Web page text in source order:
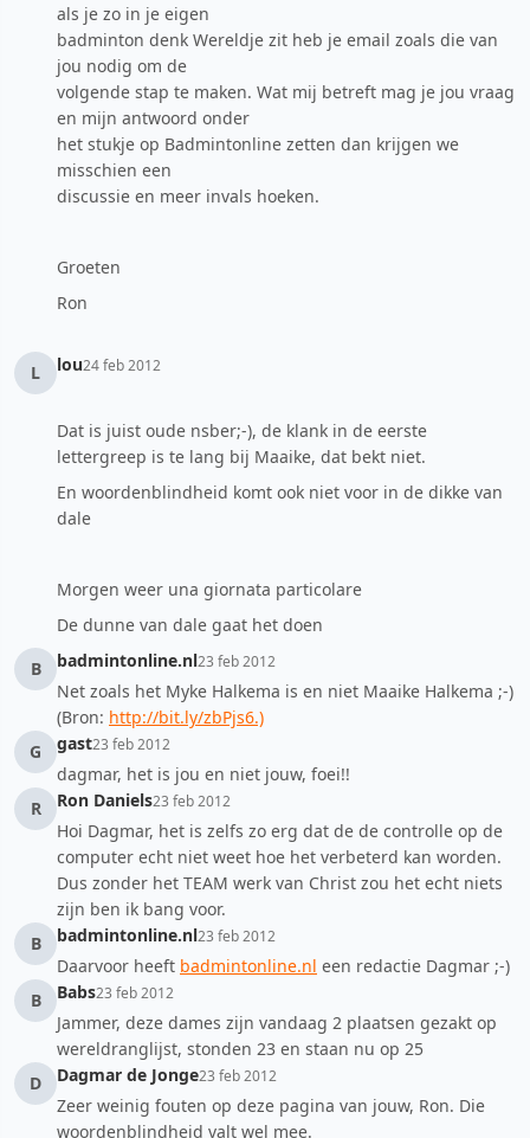
als je zo in je eigen
badminton denk Wereldje zit heb je email zoals die van
jou nodig om de
volgende stap te maken. Wat mij betreft mag je jou vraag
en mijn antwoord onder
het stukje op Badmintonline zetten dan krijgen we
misschien een
discussie en meer invals hoeken.
Groeten
Ron
L lou24 feb 2012
Dat is juist oude nsber;-), de klank in de eerste
lettergreep is te lang bij Maaike, dat bekt niet.
En woordenblindheid komt ook niet voor in de dikke van
dale
Morgen weer una giornata particolare
De dunne van dale gaat het doen
B
badmintonline.nl23 feb 2012
Net zoals het Myke Halkema is en niet Maaike Halkema ;-)
(Bron: http://bit.ly/zbPjs6.)
G
gast23 feb 2012
dagmar, het is jou en niet jouw, foei!!
R
Ron Daniels23 feb 2012
Hoi Dagmar, het is zelfs zo erg dat de de controlle op de
computer echt niet weet hoe het verbeterd kan worden.
Dus zonder het TEAM werk van Christ zou het echt niets
zijn ben ik bang voor.
B
badmintonline.nl23 feb 2012
Daarvoor heeft badmintonline.nl een redactie Dagmar ;-)
B
Babs23 feb 2012
Jammer, deze dames zijn vandaag 2 plaatsen gezakt op
wereldranglijst, stonden 23 en staan nu op 25
D
Dagmar de Jonge23 feb 2012
Zeer weinig fouten op deze pagina van jouw, Ron. Die
woordenblindheid valt wel mee.